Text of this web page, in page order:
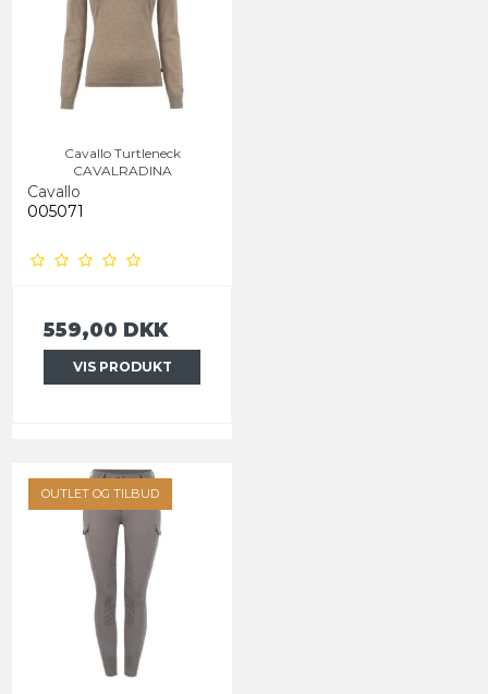
Cavallo Turtleneck
CAVALRADINA
Cavallo
005071
559,00 DKK
VIS PRODUKT
OUTLET OG TILBUD